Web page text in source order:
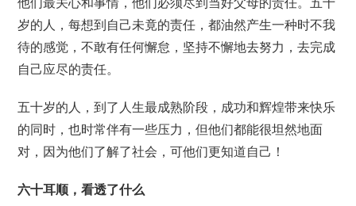
他们最关心和事情，他们必须尽到当好父母的责任。五十
岁的人，每想到自己未竟的责任，都油然产生一种时不我
待的感觉，不敢有任何懈怠，坚持不懈地去努力，去完成
自己应尽的责任。
五十岁的人，到了人生最成熟阶段，成功和辉煌带来快乐
的同时，也时常伴有一些压力，但他们都能很坦然地面
对，因为他们了解了社会，可他们更知道自己！
六十耳顺，看透了什么